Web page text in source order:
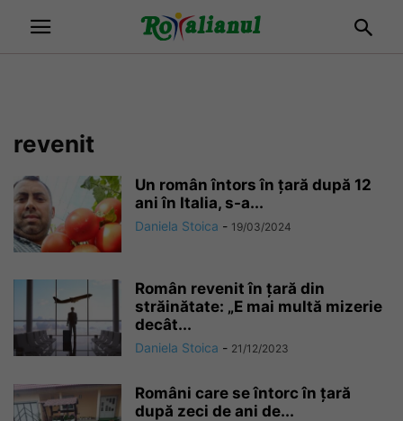
revenit
Un român întors în țară după 12
ani în Italia, s-a...
Daniela Stoica - 19/03/2024
Român revenit în țară din
străinătate: „E mai multă mizerie
decât...
Daniela Stoica - 21/12/2023
Români care se întorc în țară
după zeci de ani de...